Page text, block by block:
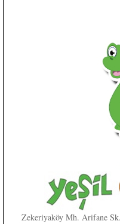
Zekeriyaköy Mh. Arifane